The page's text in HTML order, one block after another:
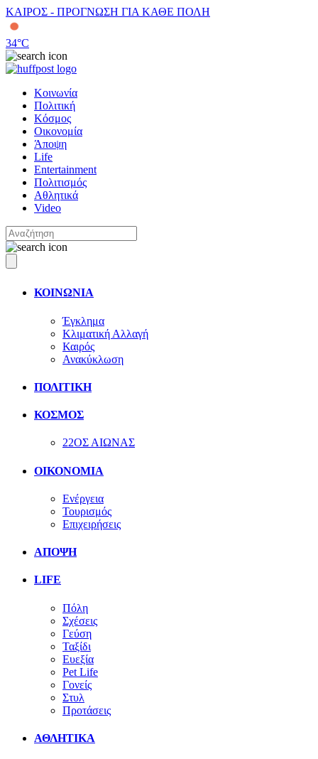
ΚΑΙΡΟΣ - ΠΡΟΓΝΩΣΗ ΓΙΑ ΚΑΘΕ ΠΟΛΗ
34°C
Κοινωνία
Πολιτική
Κόσμος
Οικονομία
Άποψη
Life
Entertainment
Πολιτισμός
Αθλητικά
Video
ΚΟΙΝΩΝΙΑ
Έγκλημα
Κλιματική Αλλαγή
Καιρός
Ανακύκλωση
ΠΟΛΙΤΙΚΗ
ΚΟΣΜΟΣ
22ΟΣ ΑΙΩΝΑΣ
ΟΙΚΟΝΟΜΙΑ
Ενέργεια
Τουρισμός
Επιχειρήσεις
ΑΠΟΨΗ
LIFE
Πόλη
Σχέσεις
Γεύση
Ταξίδι
Ευεξία
Pet Life
Γονείς
Στυλ
Προτάσεις
ΑΘΛΗΤΙΚΑ